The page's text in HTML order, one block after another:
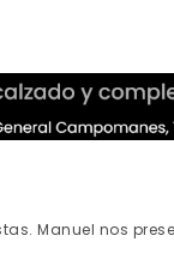
Manuel nos